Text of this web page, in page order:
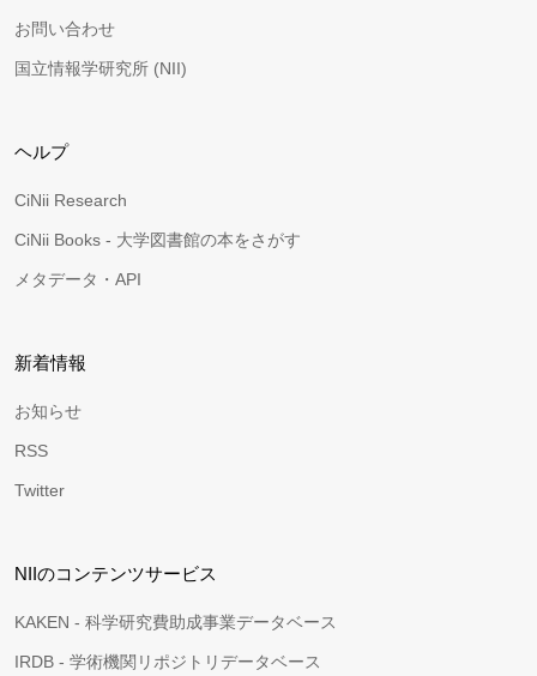
お問い合わせ
国立情報学研究所 (NII)
ヘルプ
CiNii Research
CiNii Books - 大学図書館の本をさがす
メタデータ・API
新着情報
お知らせ
RSS
Twitter
NIIのコンテンツサービス
KAKEN - 科学研究費助成事業データベース
IRDB - 学術機関リポジトリデータベース